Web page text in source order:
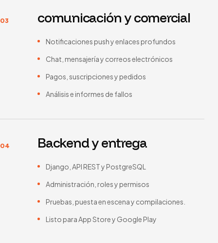
03 comunicación y comercial
Notificaciones push y enlaces profundos
Chat, mensajería y correos electrónicos
Pagos, suscripciones y pedidos
Análisis e informes de fallos
04 Backend y entrega
Django, API REST y PostgreSQL
Administración, roles y permisos
Pruebas, puesta en escena y compilaciones.
Listo para App Store y Google Play